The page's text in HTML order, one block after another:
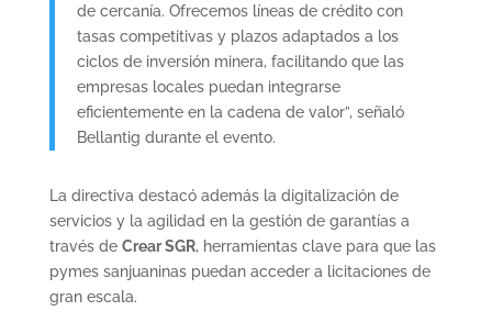
de cercanía. Ofrecemos líneas de crédito con
tasas competitivas y plazos adaptados a los
ciclos de inversión minera, facilitando que las
empresas locales puedan integrarse
eficientemente en la cadena de valor”, señaló
Bellantig durante el evento.
La directiva destacó además la digitalización de
servicios y la agilidad en la gestión de garantías a
través de Crear SGR, herramientas clave para que las
pymes sanjuaninas puedan acceder a licitaciones de
gran escala.